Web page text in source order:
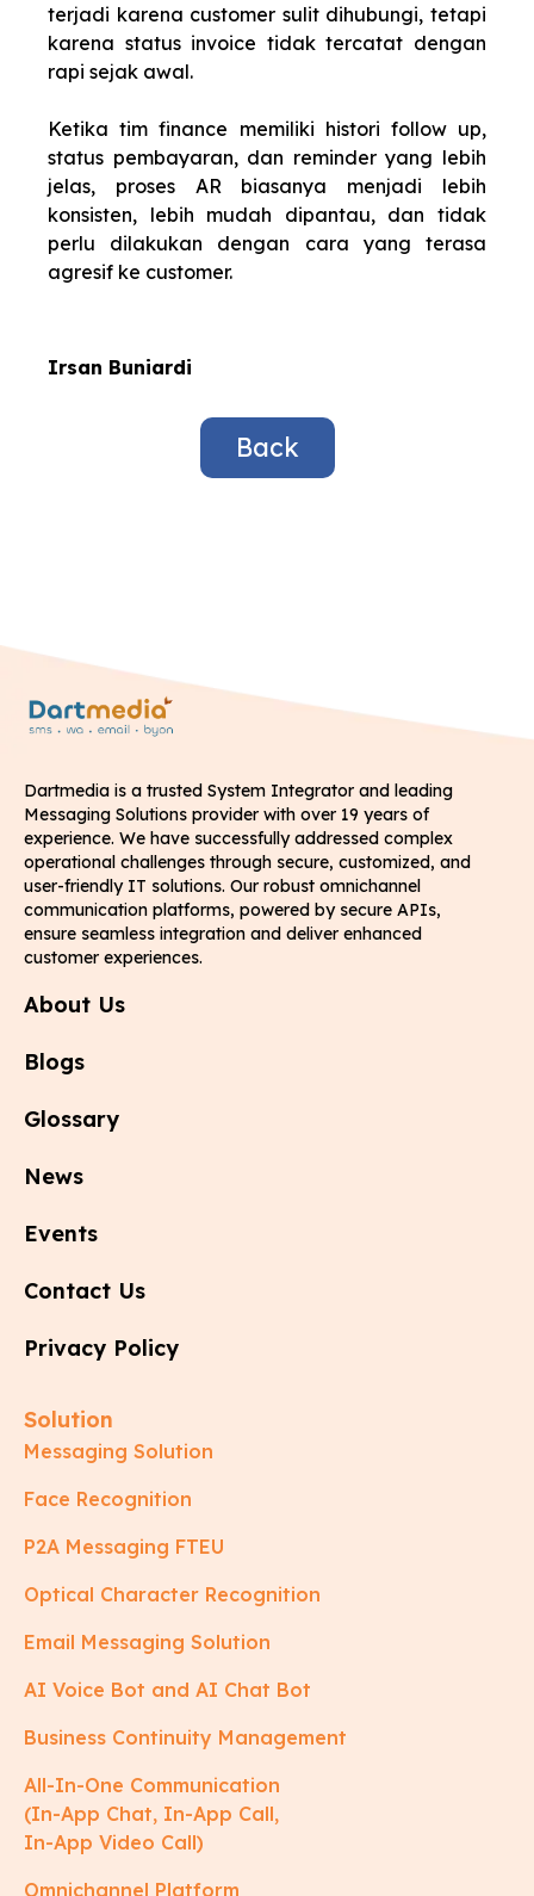
terjadi karena customer sulit dihubungi, tetapi
karena status invoice tidak tercatat dengan
rapi sejak awal.
Ketika tim finance memiliki histori follow up,
status pembayaran, dan reminder yang lebih
jelas, proses AR biasanya menjadi lebih
konsisten, lebih mudah dipantau, dan tidak
perlu dilakukan dengan cara yang terasa
agresif ke customer.
Irsan Buniardi
Back
Dartmedia is a trusted System Integrator and leading
Messaging Solutions provider with over 19 years of
experience. We have successfully addressed complex
operational challenges through secure, customized, and
user-friendly IT solutions. Our robust omnichannel
communication platforms, powered by secure APIs,
ensure seamless integration and deliver enhanced
customer experiences.
About Us
Blogs
Glossary
News
Events
Contact Us
Privacy Policy
Solution
Messaging Solution
Face Recognition
P2A Messaging FTEU
Optical Character Recognition
Email Messaging Solution
AI Voice Bot and AI Chat Bot
Business Continuity Management
All-In-One Communication
(In-App Chat, In-App Call,
In-App Video Call)
Omnichannel Platform